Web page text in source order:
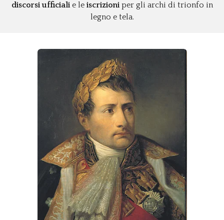
discorsi ufficialie le iscrizioniper gli archi di trionfo in
legno e tela.